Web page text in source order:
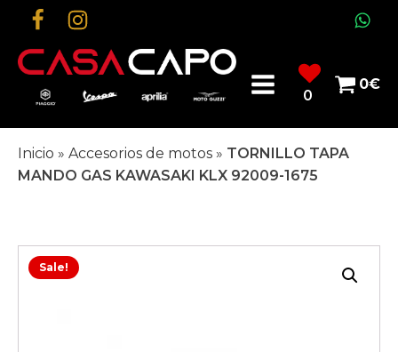
0
0€
Inicio » Accesorios de motos » TORNILLO TAPA
MANDO GAS KAWASAKI KLX 92009-1675
Sale!